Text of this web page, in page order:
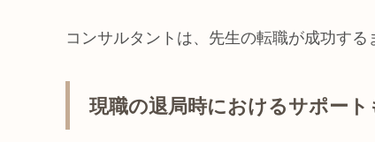
コンサルタントは、先生の転職が成功する
現職の退局時におけるサポート